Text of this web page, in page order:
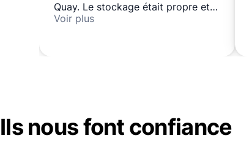
Quay. Le stockage était propre et
sécurisé dans une pièce verrouillée
Voir plus
Ils nous font confiance